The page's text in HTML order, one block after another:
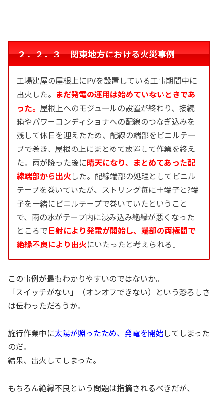
２．２．３ 関東地方における火災事例
工場建屋の屋根上にPVを設置している工事期間中に
出火した。 まだ発電の運用は始めていないときであ
った。 屋根上へのモジュールの設置が終わり、接続
箱やパワーコンディショナへの配線のつなぎ込みを
残して休日を迎えたため、配線の端部をビニルテー
プで巻き、屋根の上にまとめて放置して作業を終え
た。雨が降った後に晴天になり、まとめてあった配
線端部から出火 した。配線端部の処理としてビニル
テープを巻いていたが、ストリング毎に＋端子と?端
子を一緒にビニルテープで巻いていたということ
で、雨の水がテープ内に浸み込み絶縁が悪くなった
ところで日射により発電が開始し、端部の両極間で
絶縁不良により出火にいたったと考えられる。
この事例が最もわかりやすいのではないか。
「スイッチがない」（オンオフできない）という恐ろしさ
は伝わっただろうか。
施行作業中に太陽が照ったため、発電を開始してしまった
のだ。
結果、出火してしまった。
もちろん絶縁不良という問題は指摘されるべきだが、